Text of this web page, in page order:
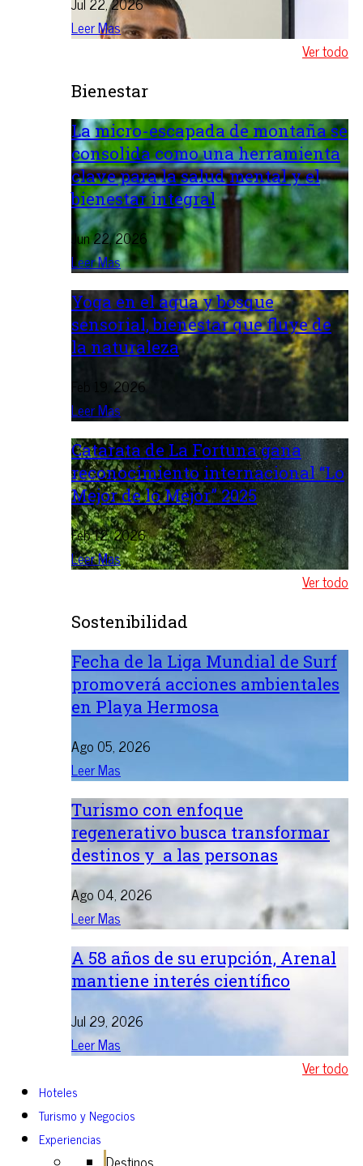
Leer Mas
Ver todo
Bienestar
La micro-escapada de montaña se
consolida como una herramienta
clave para la salud mental y el
bienestar integral
Jun 22, 2026
Leer Mas
Yoga en el agua y bosque
sensorial, bienestar que fluye de
la naturaleza
Feb 19, 2026
Leer Mas
Catarata de La Fortuna gana
reconocimiento internacional “Lo
Mejor de lo Mejor” 2025
Feb 12, 2026
Leer Mas
Ver todo
Sostenibilidad
Fecha de la Liga Mundial de Surf
promoverá acciones ambientales
en Playa Hermosa
Ago 05, 2026
Leer Mas
Turismo con enfoque
regenerativo busca transformar
destinos y a las personas
Ago 04, 2026
Leer Mas
A 58 años de su erupción, Arenal
mantiene interés científico
Jul 29, 2026
Leer Mas
Ver todo
Hoteles
Turismo y Negocios
Experiencias
Destinos